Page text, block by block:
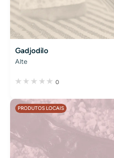
Gadjodilo
Alte
0
PRODUTOS LOCAIS